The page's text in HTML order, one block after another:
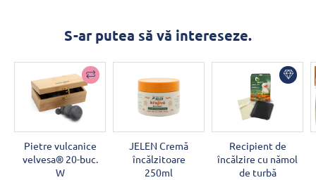
S-ar putea să vă intereseze.
Pietre vulcanice
velvesa® 20-buc.
W
JELEN Cremă
încălzitoare
250ml
Recipient de
încălzire cu nămol
de turbă